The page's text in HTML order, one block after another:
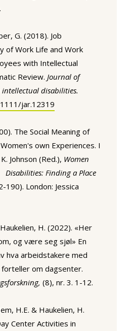
G. (2018). Job
of Work Life and Work
with Intellectual
Review. Journal of
disabilities.
jar.12319
The Social Meaning of
own Experiences. I
Johnson (Red.), Women
Finding a Place
190). London: Jessica
H. (2022). «Her
og være seg sjøl» En
hva arbeidstakere med
om dagsenter.
(8), nr. 3. 1-12.
H.E. & Haukelien, H.
Center Activities in